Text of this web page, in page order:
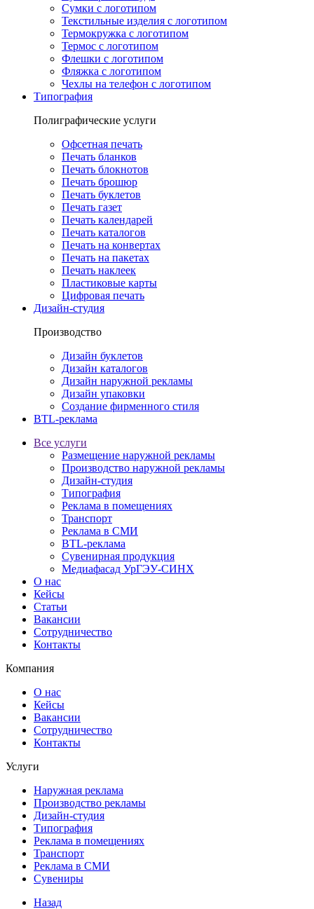
Сумки с логотипом
Текстильные изделия с логотипом
Термокружка с логотипом
Термос с логотипом
Флешки с логотипом
Фляжка с логотипом
Чехлы на телефон с логотипом
Типография
Полиграфические услуги
Офсетная печать
Печать бланков
Печать блокнотов
Печать брошюр
Печать буклетов
Печать газет
Печать календарей
Печать каталогов
Печать на конвертах
Печать на пакетах
Печать наклеек
Пластиковые карты
Цифровая печать
Дизайн-студия
Производство
Дизайн буклетов
Дизайн каталогов
Дизайн наружной рекламы
Дизайн упаковки
Создание фирменного стиля
BTL-реклама
Все услуги
Размещение наружной рекламы
Производство наружной рекламы
Дизайн-студия
Типография
Реклама в помещениях
Транспорт
Реклама в СМИ
BTL-реклама
Сувенирная продукция
Медиафасад УрГЭУ-СИНХ
О нас
Кейсы
Статьи
Вакансии
Сотрудничество
Контакты
Компания
О нас
Кейсы
Вакансии
Сотрудничество
Контакты
Услуги
Наружная реклама
Производство рекламы
Дизайн-студия
Типография
Реклама в помещениях
Транспорт
Реклама в СМИ
Сувениры
Назад